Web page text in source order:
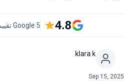
4.8 5 Google تقييمات
klara k
Sep 15, 2025